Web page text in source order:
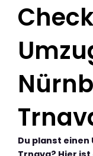
Du planst einen